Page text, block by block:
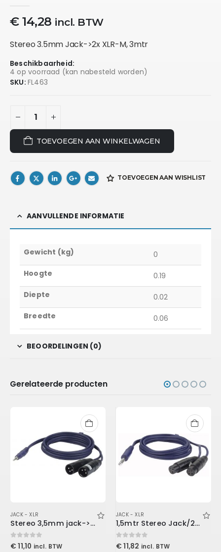
€14,28 incl. BTW
Stereo 3.5mm Jack->2x XLR-M, 3mtr
Beschikbaarheid:
4 op voorraad (kan nabesteld worden)
SKU: FL463
TOEVOEGEN AAN WINKELWAGEN
TOEVOEGEN AAN WISHLIST
AANVULLENDE INFORMATIE
Gewicht (kg)
0
Hoogte
0.19
Diepte
0.02
Breedte
0.06
BEOORDELINGEN (0)
Gerelateerde producten
JACK - XLR
Stereo 3,5mm jack->2x XLR-M 1,5mtr
0out of 5
€ 11,10 incl. BTW
JACK - XLR
1,5mtr Stereo Jack/2XLR Female
0out of 5
€ 11,82 incl. BTW